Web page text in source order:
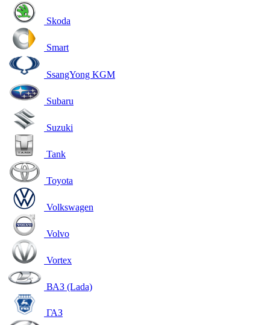
Skoda
Smart
SsangYong KGM
Subaru
Suzuki
Tank
Toyota
Volkswagen
Volvo
Vortex
ВАЗ (Lada)
ГАЗ